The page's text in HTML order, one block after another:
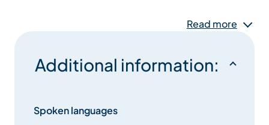
Read more
Additional information:
Spoken languages